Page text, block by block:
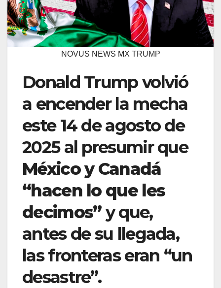
NOVUS NEWS MX TRUMP
Donald Trump volvió
a encender la mecha
este 14 de agosto de
2025 al presumir que
México y Canadá
“hacen lo que les
decimos”y que,
antes de su llegada,
las fronteras eran “un
desastre”.